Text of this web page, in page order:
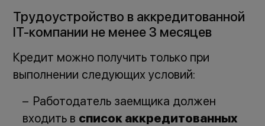
Трудоустройство в аккредитованной
IT-компании не менее 3 месяцев
Кредит можно получить только при
выполнении следующих условий:
Работодатель заемщика должен
входить в список аккредитованных